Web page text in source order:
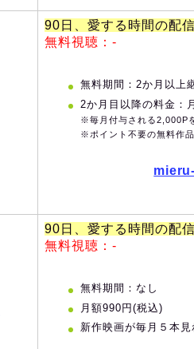
90日、愛する時間の配
無料視聴：-
無料期間：2か月以上
2か月目以降の料金：
※毎月付与される2,000P
※ポイント不要の無料作品
90日、愛する時間の配
無料視聴：-
無料期間：なし
月額990円(税込)
新作映画が毎月５本